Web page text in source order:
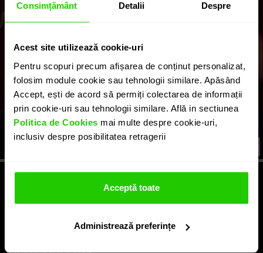
Consimțământ Detalii Despre
Acest site utilizează cookie-uri
Pentru scopuri precum afișarea de conținut personalizat,
folosim module cookie sau tehnologii similare. Apăsând
Accept, ești de acord să permiți colectarea de informații
prin cookie-uri sau tehnologii similare. Află in sectiunea
Politica de Cookies mai multe despre cookie-uri,
inclusiv despre posibilitatea retragerii
Acceptă toate
Administrează preferințe
SERVICII
INFORMAȚII UTILE